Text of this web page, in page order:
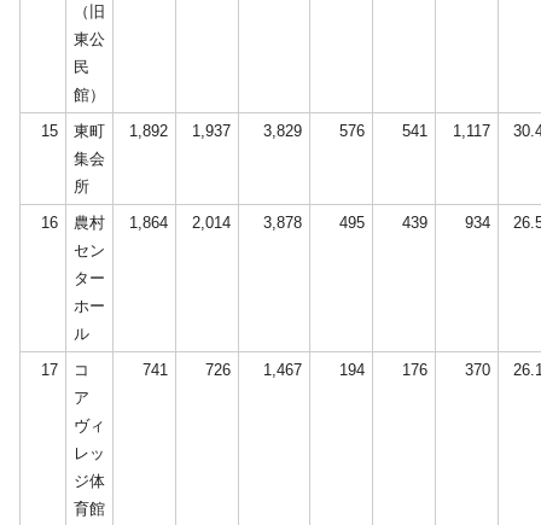
（旧
東公
民
館）
15
東町
集会
所
1,892 1,937 3,829 576 541 1,117
16
農村
セン
ター
ホー
ル
1,864 2,014 3,878 495 439 934
17
コ
ア
ヴィ
レッ
ジ体
育館
741 726 1,467 194 176 370